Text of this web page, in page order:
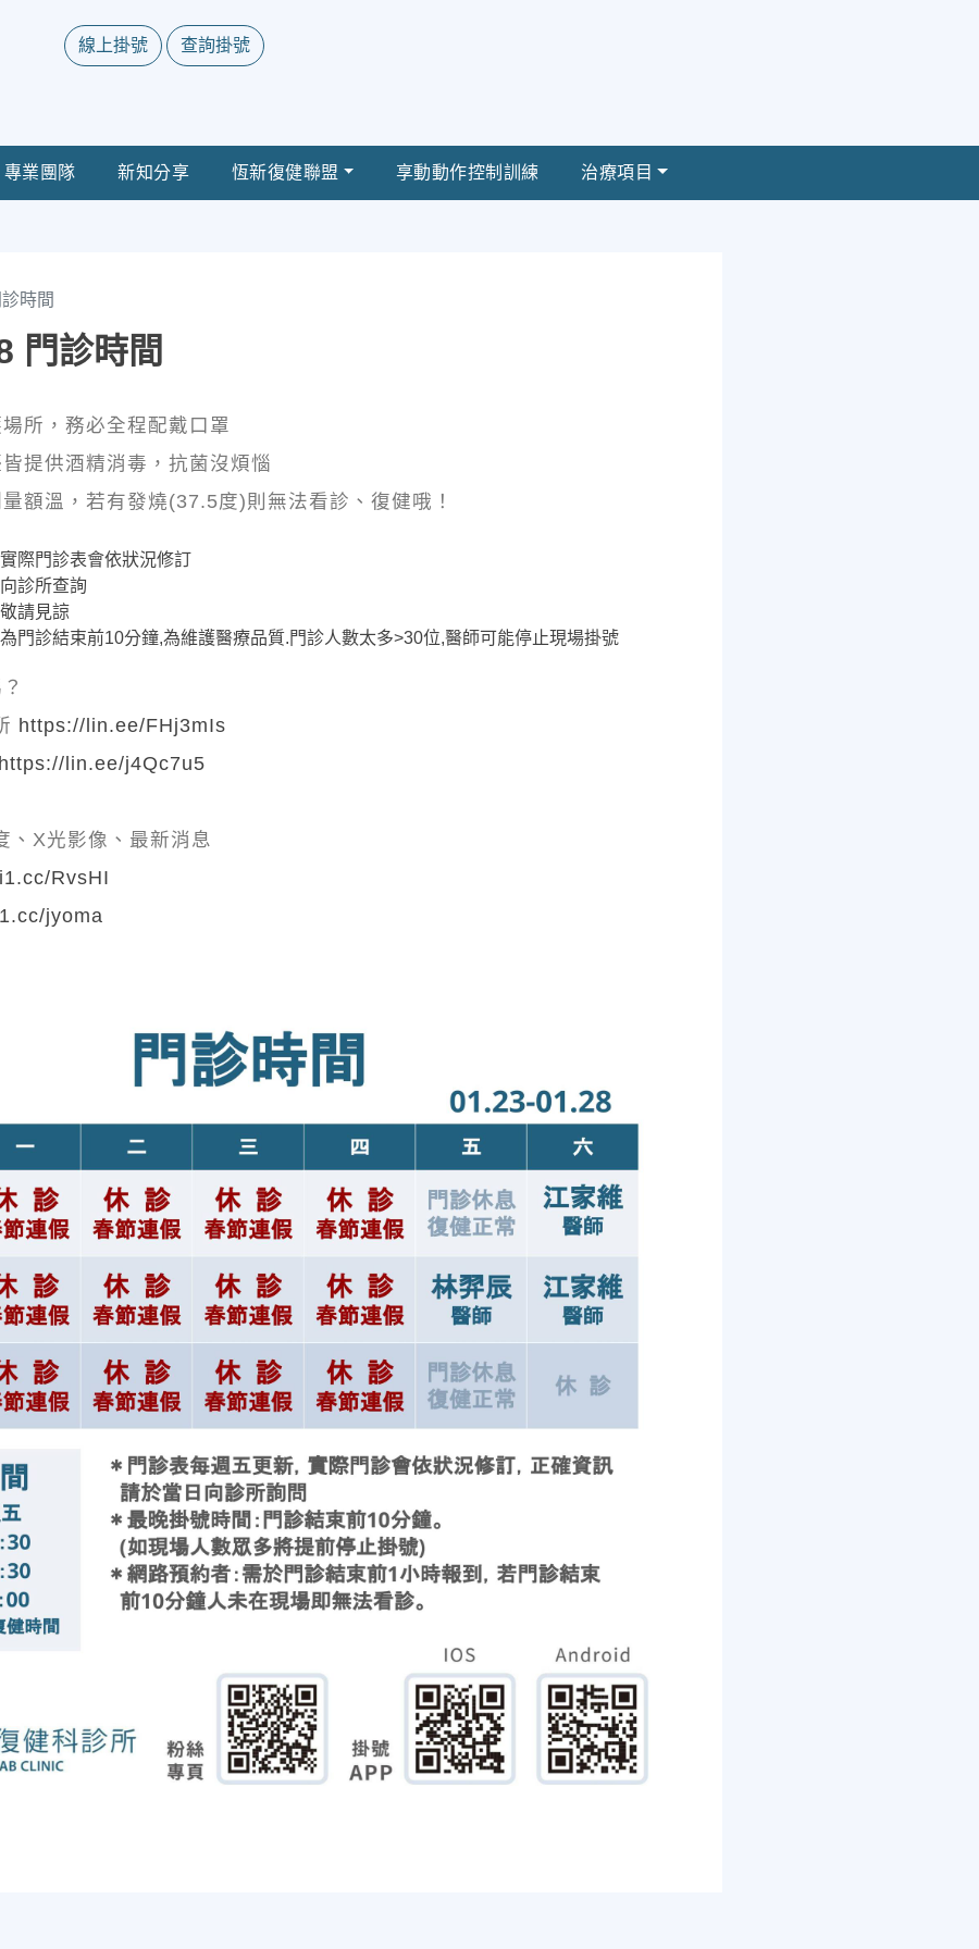
線上掛號 查詢掛號
專業團隊 新知分享 恆新復健聯盟 享動動作控制訓練 治療項目
時間
門診時間
所，務必全程配戴口罩
提供酒精消毒，抗菌沒煩惱
額溫，若有發燒(37.5度)則無法看診、復健哦！
際門診表會依狀況修訂
診所查詢
請見諒
門診結束前10分鐘,為維護醫療品質.門診人數太多>30位,醫師可能停止現場掛號
https://lin.ee/FHj3mIs
https://lin.ee/j4Qc7u5
、X光影像、最新消息
RvsHI
jyoma